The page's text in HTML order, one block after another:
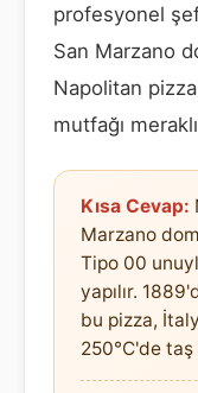
profesyonel
San Marzano
Napolitan
mutfağı
Kısa Cevap:
Marzano
Tipo 00
yapılır.
bu pizza,
250°C'de taş